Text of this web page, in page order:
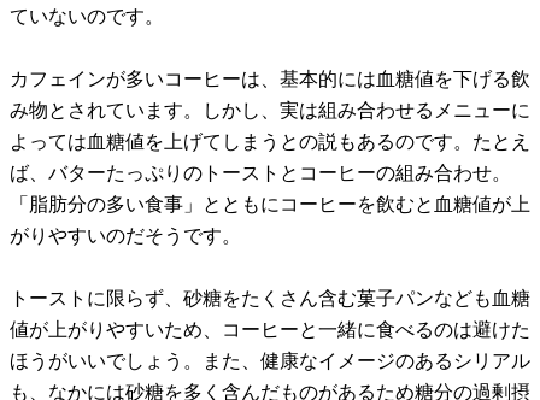
ていないのです。
カフェインが多いコーヒーは、基本的には血糖値を下げる飲
み物とされています。しかし、実は組み合わせるメニューに
よっては血糖値を上げてしまうとの説もあるのです。たとえ
ば、バターたっぷりのトーストとコーヒーの組み合わせ。
「脂肪分の多い食事」とともにコーヒーを飲むと血糖値が上
がりやすいのだそうです。
トーストに限らず、砂糖をたくさん含む菓子パンなども血糖
値が上がりやすいため、コーヒーと一緒に食べるのは避けた
ほうがいいでしょう。また、健康なイメージのあるシリアル
も、なかには砂糖を多く含んだものがあるため糖分の過剰摂